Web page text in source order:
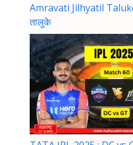
Amravati Jilhyatil Taluke
तालुके